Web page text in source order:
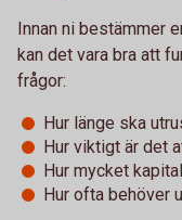
Innan ni bestämmer
kan det vara bra att
frågor:
Hur länge ska
Hur viktigt är det
Hur mycket
Hur ofta behöver